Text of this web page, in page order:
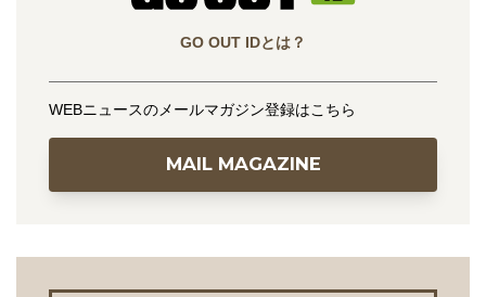
GO OUT IDとは？
WEBニュースのメールマガジン登録はこちら
MAIL MAGAZINE